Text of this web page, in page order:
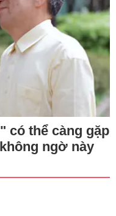
có thể càng gặp
ngờ này